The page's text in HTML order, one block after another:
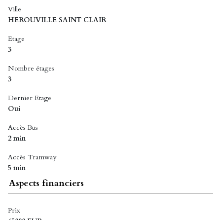
Ville
HEROUVILLE SAINT CLAIR
Etage
3
Nombre étages
3
Dernier Etage
Oui
Accès Bus
2 min
Accès Tramway
5 min
Aspects financiers
Prix